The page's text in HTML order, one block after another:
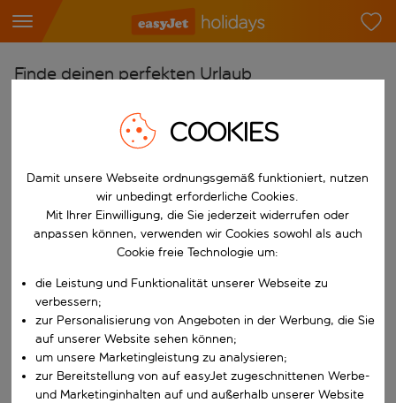
Finde deinen perfekten Urlaub
Flughafen wählen
Beginne mit der Eingabe für die automatische
Reiseziel wählen
Nach
Wähle ein Ab- und Rückflugdatum aus.
Reisezeitraum wählen
Wann
Wer
Suchen
COOKIES
Damit unsere Webseite ordnungsgemäß funktioniert, nutzen
wir unbedingt erforderliche Cookies.
Mit Ihrer Einwilligung, die Sie jederzeit widerrufen oder
anpassen können, verwenden wir Cookies sowohl als auch
Cookie freie Technologie um:
die Leistung und Funktionalität unserer Webseite zu
verbessern;
zur Personalisierung von Angeboten in der Werbung, die Sie
auf unserer Website sehen können;
um unsere Marketingleistung zu analysieren;
zur Bereitstellung von auf easyJet zugeschnittenen Werbe-
und Marketinginhalten auf und außerhalb unserer Website